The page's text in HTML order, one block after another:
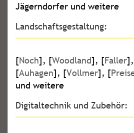
Jägerndorfer und weitere
Landschaftsgestaltung:
[Noch], [Woodland], [Faller
[Auhagen], [Vollmer], [
und weitere
Digitaltechnik und Zubehör: